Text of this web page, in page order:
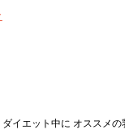
イエット中に オススメの